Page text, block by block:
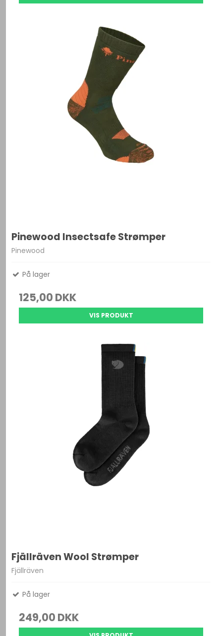
Pinewood Insectsafe Strømper
Pinewood
På lager
125,00 DKK
VIS PRODUKT
Fjällräven Wool Strømper
Fjällräven
På lager
249,00 DKK